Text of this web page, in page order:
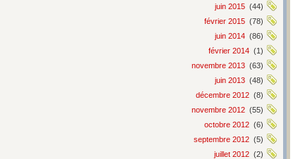
juin 2015 (44)
février 2015 (78)
juin 2014 (86)
février 2014 (1)
novembre 2013 (63)
juin 2013 (48)
décembre 2012 (8)
novembre 2012 (55)
octobre 2012 (6)
septembre 2012 (5)
juillet 2012 (2)